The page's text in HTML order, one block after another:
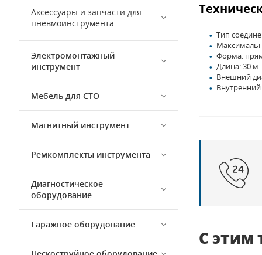
Аксессуары и запчасти для
пневмоинструмента
Электромонтажный
инструмент
Мебель для СТО
Магнитный инструмент
Ремкомплекты инструмента
Диагностическое
оборудование
Гаражное оборудование
Тип
Форма:
Длина: 30 м
Внешний
С этим